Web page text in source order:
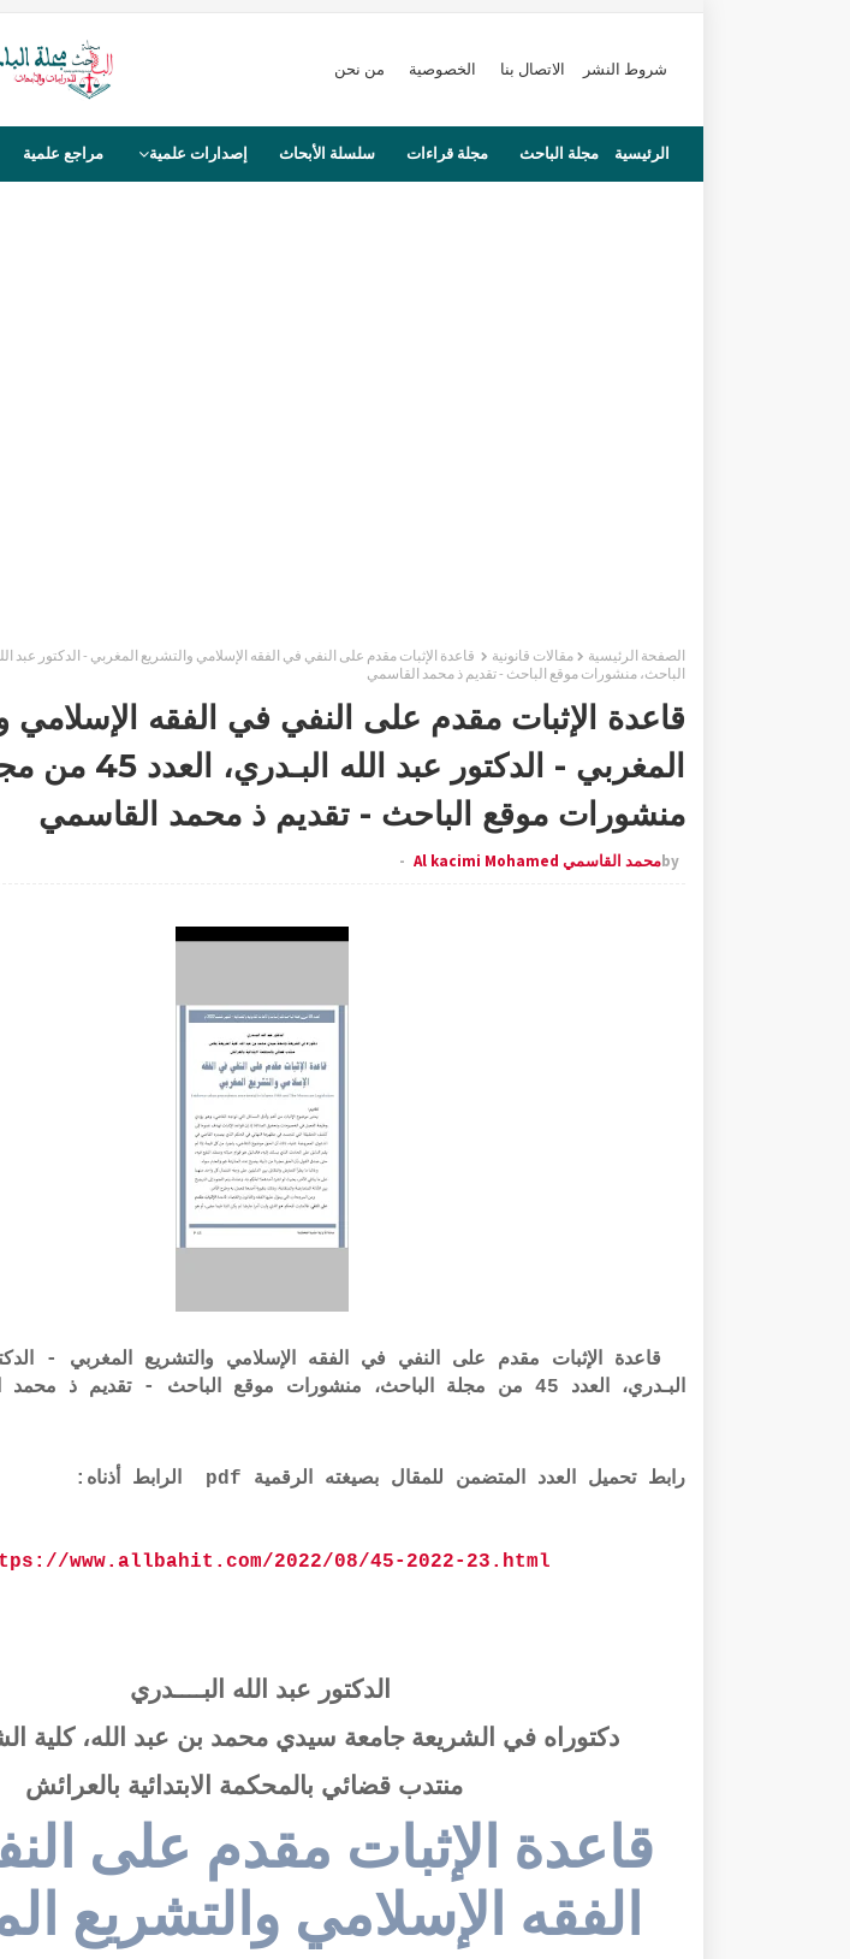
شروط النشر الاتصال بنا الخصوصية من نحن
الرئيسية مجلة الباحث مجلة قراءات سلسلة الأبحاث إصدارات علمية مراجع علمية
الصفحة الرئيسية مقالات قانونية
الباحث، منشورات موقع الباحث - تقديم ذ محمد القاسمي
قاعدة الإثبات مقدم على النفي في الفقه الإسلامي
المغربي - الدكتور
منشورات موقع الباحث - تقديم ذ محمد القاسمي
byمحمد القاسمي Al kacimi Mohamed
قاعدة الإثبات مقدم على النفي في الفقه الإسلامي والتشريع المغربي -
البـدري، العدد 45 من مجلة الباحث، منشورات موقع الباحث - تقديم ذ محمد القاسمي
رابط تحميل العدد المتضمن للمقال بصيغته الرقمية pdf الرابط أذناه:
www.allbahit.com/2022/08/45-2022-23.html
الدكتور عبد الله البــــدري
دكتوراه في الشريعة جامعة سيدي محمد بن عبد الله، كلية
منتدب قضائي بالمحكمة الابتدائية بالعرائش
قاعدة الإثبات مقدم على
الفقه الإسلامي والتشريع